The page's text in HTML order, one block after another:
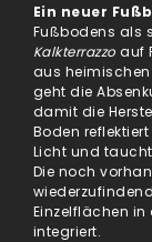
Ein neuer
Fußbodens als
Kalkterrazzo auf
aus
geht die
damit die
Boden
Licht und
Die noch
Einzelflächen
integriert.